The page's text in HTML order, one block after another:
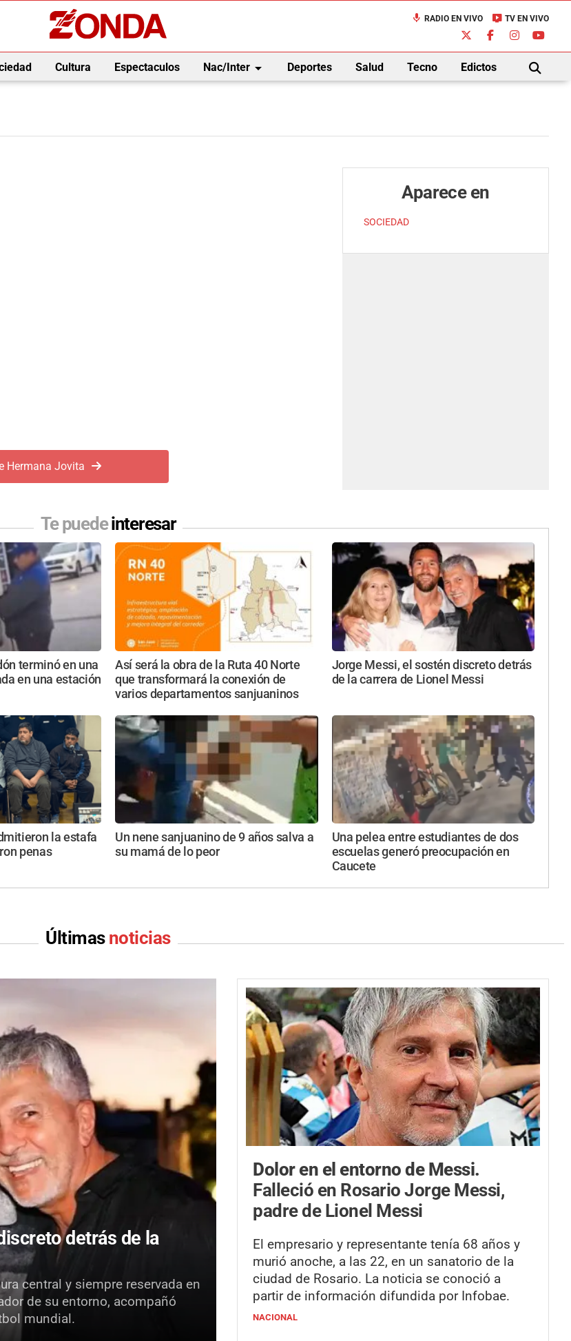
mic RADIO EN VIVO live_tv TV EN VIVO
Cultura Espectaculos Nac/Interarrow_drop_down Deportes Salud Tecno Edictos
BUSCAR
Hermana Jovita
Aparece en
SOCIEDAD
Te puedeinteresar
terminó en una
en una estación
Así será la obra de la Ruta 40 Norte
que transformará la conexión de
varios departamentos sanjuaninos
Jorge Messi, el sostén discreto detrás
de la carrera de Lionel Messi
la estafa
penas
Un nene sanjuanino de 9 años salva a
su mamá de lo peor
Una pelea entre estudiantes de dos
escuelas generó preocupación en
Caucete
Últimas noticias
detrás de la
central y siempre reservada en
de su entorno, acompañó
mundial.
Dolor en el entorno de Messi.
Falleció en Rosario Jorge Messi,
padre de Lionel Messi
El empresario y representante tenía 68 años y
murió anoche, a las 22, en un sanatorio de la
ciudad de Rosario. La noticia se conoció a
partir de información difundida por Infobae.
NACIONAL